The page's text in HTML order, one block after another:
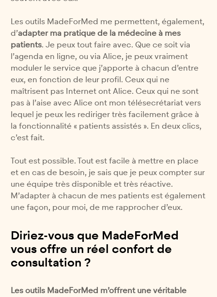
Les outils MadeForMed me permettent, également,
d’adapter ma pratique de la médecine à mes
patients. Je peux tout faire avec. Que ce soit via
l’agenda en ligne, ou via Alice, je peux vraiment
moduler le service que j’apporte à chacun d’entre
eux, en fonction de leur profil. Ceux qui ne
maîtrisent pas Internet ont Alice. Ceux qui ne sont
pas à l’aise avec Alice ont mon télésecrétariat vers
lequel je peux les rediriger très facilement grâce à
la fonctionnalité « patients assistés ». En deux clics,
c’est fait.
Tout est possible. Tout est facile à mettre en place
et en cas de besoin, je sais que je peux compter sur
une équipe très disponible et très réactive.
M’adapter à chacun de mes patients est également
une façon, pour moi, de me rapprocher d’eux.
Diriez-vous que MadeForMed
vous offre un réel confort de
consultation ?
Les outils MadeForMed m’offrent une véritable